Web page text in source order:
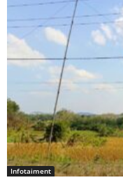
Infotaiment